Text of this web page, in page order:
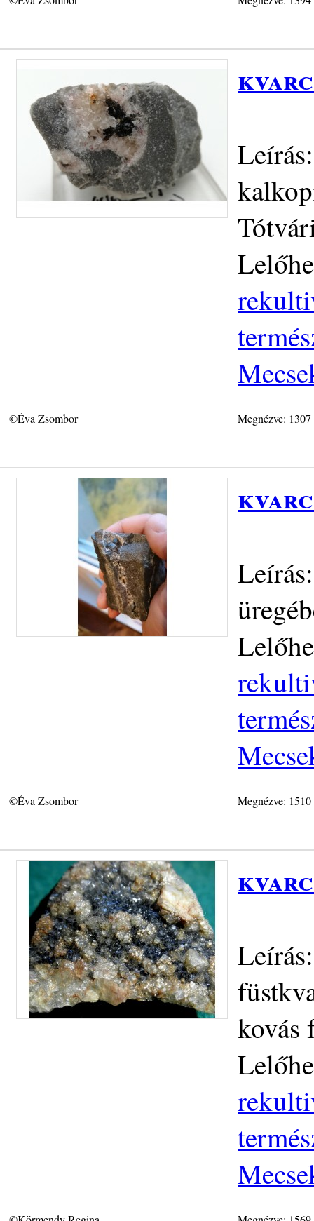
©Éva Zsombor Megnézve:
©Éva Zsombor Megnézve:
kovás